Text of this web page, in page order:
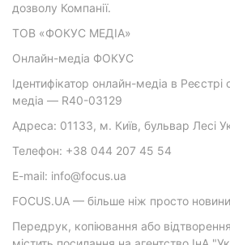
дозволу Компанії.
ТОВ «ФОКУС МЕДІА»
Онлайн-медіа ФОКУС
Ідентифікатор онлайн-медіа в Реєстрі
медіа — R40-03129
Адреса: 01133, м. Київ, бульвар Лесі
Телефон: +38 044 207 45 54
E-mail: info@focus.ua
FOCUS.UA — більше ніж просто
Передрук, копіювання або